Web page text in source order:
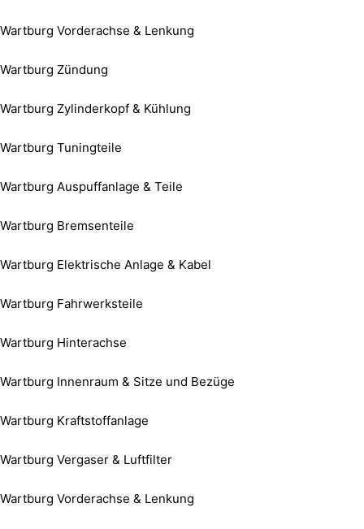
Wartburg Vorderachse & Lenkung
Wartburg Zündung
Wartburg Zylinderkopf & Kühlung
Wartburg Tuningteile
Wartburg Auspuffanlage & Teile
Wartburg Bremsenteile
Wartburg Elektrische Anlage & Kabel
Wartburg Fahrwerksteile
Wartburg Hinterachse
Wartburg Innenraum & Sitze und Bezüge
Wartburg Kraftstoffanlage
Wartburg Vergaser & Luftfilter
Wartburg Vorderachse & Lenkung